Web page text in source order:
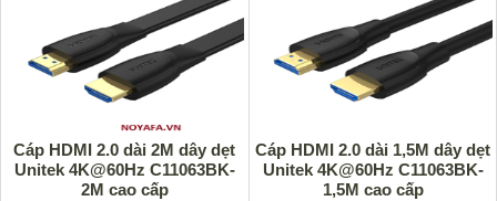
Cáp HDMI 2.0 dài 2M dây dẹt
Unitek 4K@60Hz C11063BK-
2M cao cấp
Cáp HDMI 2.0 dài 1,5M dây dẹt
Unitek 4K@60Hz C11063BK-
1,5M cao cấp